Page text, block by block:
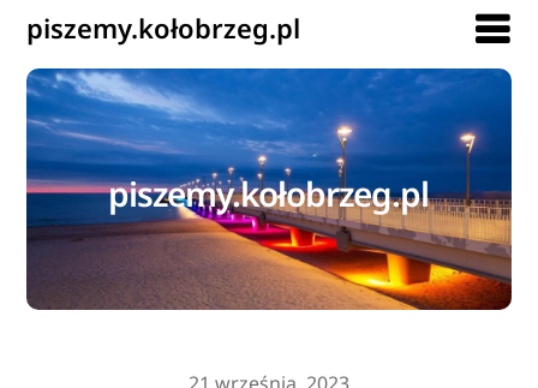
piszemy.kołobrzeg.pl
piszemy.kołobrzeg.pl